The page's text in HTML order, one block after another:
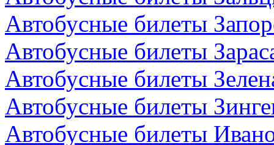
Автобусные билеты
Автобусные билеты
Автобусные билеты
Автобусные билеты
Автобусные билеты